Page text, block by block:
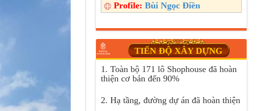
Profile: Bùi Ngọc Điền
TIẾN ĐỘ XÂY DỰNG
1. Toàn bộ 171 lô Shophouse đã hoàn
thiện cơ bản đến 90%
2. Hạ tầng, đường dự án đã hoàn thiện